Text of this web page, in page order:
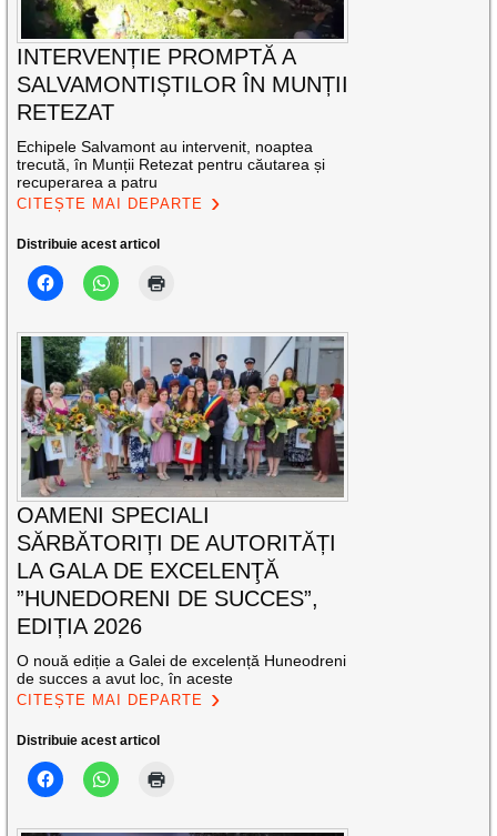
INTERVENȚIE PROMPTĂ A
SALVAMONTIȘTILOR ÎN MUNȚII
RETEZAT
Echipele Salvamont au intervenit, noaptea
trecută, în Munții Retezat pentru căutarea și
recuperarea a patru
CITEȘTE MAI DEPARTE
Distribuie acest articol
OAMENI SPECIALI
SĂRBĂTORIȚI DE AUTORITĂȚI
LA GALA DE EXCELENŢĂ
”HUNEDORENI DE SUCCES”,
EDIȚIA 2026
O nouă ediție a Galei de excelență Huneodreni
de succes a avut loc, în aceste
CITEȘTE MAI DEPARTE
Distribuie acest articol